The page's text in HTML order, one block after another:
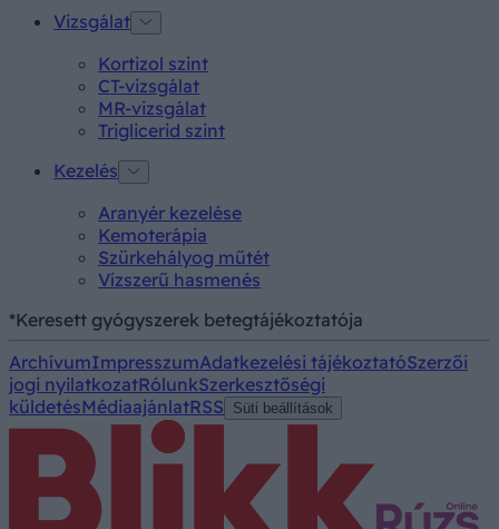
Vizsgálat
Kortizol szint
CT-vizsgálat
MR-vizsgálat
Triglicerid szint
Kezelés
Aranyér kezelése
Kemoterápia
Szürkehályog műtét
Vízszerű hasmenés
*Keresett gyógyszerek betegtájékoztatója
ArchívumImpresszumAdatkezelési tájékoztatóSzerzői
jogi nyilatkozatRólunkSzerkesztőségi
küldetésMédiaajánlatRSS Süti beállítások